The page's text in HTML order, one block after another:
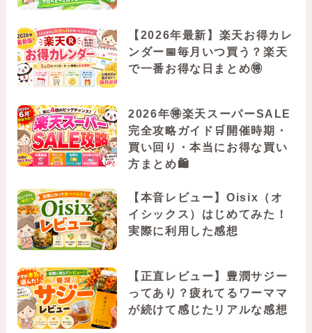
【2026年最新】楽天お得カレ
ンダー📅毎月いつ買う？楽天
で一番お得な日まとめ🉐
2026年🉐楽天スーパーSALE
完全攻略ガイド🛒開催時期・
買い回り・本当にお得な買い
方まとめ🛍️
【本音レビュー】Oisix（オ
イシックス）はじめてみた！
実際に利用した感想
【正直レビュー】豊潤サジー
ってあり？疲れてるワーママ
が続けて感じたリアルな感想